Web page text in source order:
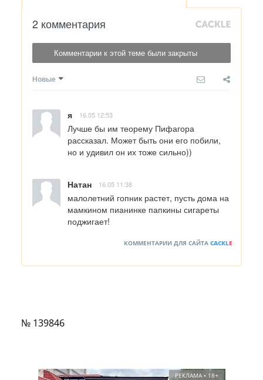
2 комментария
Комментарии к этой теме были закрыты
Новые
я 16.05 12:53
Лучше бы им теорему Пифагора
рассказал. Может быть они его побили,
но и удивил он их тоже сильно))
Натан 16.05 11:38
малолетний гопник растет, пусть дома на
мамкином пианинке папкины сигареты
поджигает!
КОММЕНТАРИИ ДЛЯ САЙТА CACKLE
№ 139846
РЕКЛАМА • 18+